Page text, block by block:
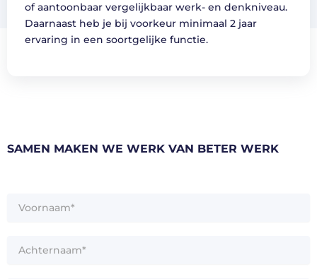
of aantoonbaar vergelijkbaar werk- en denkniveau.
Daarnaast heb je bij voorkeur minimaal 2 jaar
ervaring in een soortgelijke functie.
SAMEN MAKEN WE WERK VAN BETER WERK